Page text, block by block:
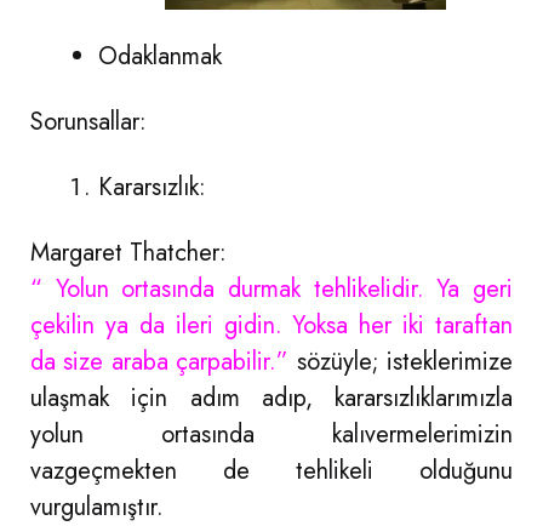
Odaklanmak
Sorunsallar:
Kararsızlık:
Margaret Thatcher:
“ Yolun ortasında durmak tehlikelidir. Ya geri
çekilin ya da ileri gidin. Yoksa her iki taraftan
da size araba çarpabilir.” sözüyle; isteklerimize
ulaşmak için adım adıp, kararsızlıklarımızla
yolun ortasında kalıvermelerimizin
vazgeçmekten de tehlikeli olduğunu
vurgulamıştır.